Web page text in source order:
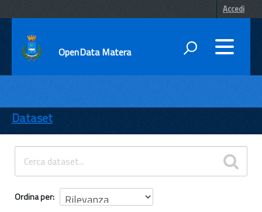
Accedi
OpenData Matera
ENTI
TEMI
INFORMAZIONI
Dataset
Ordina per